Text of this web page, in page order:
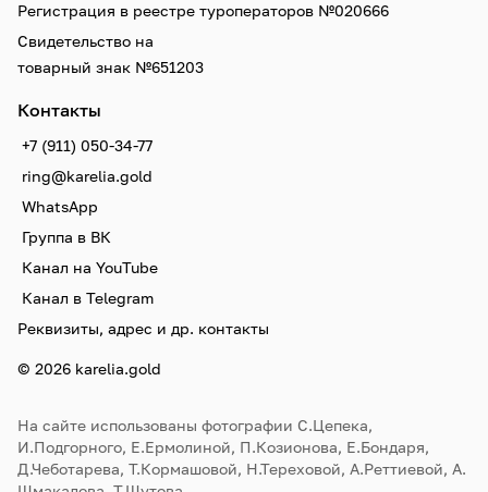
Регистрация в реестре туроператоров №020666
Свидетельство на
товарный знак №651203
Контакты
+7 (911) 050-34-77
ring@karelia.gold
WhatsApp
Группа в ВК
Канал на YouTube
Канал в Telegram
Реквизиты, адрес и др. контакты
© 2026 karelia.gold
На сайте использованы фотографии С.Цепека,
И.Подгорного, Е.Ермолиной, П.Козионова, Е.Бондаря,
Д.Чеботарева, Т.Кормашовой, Н.Тереховой, А.Реттиевой, А.